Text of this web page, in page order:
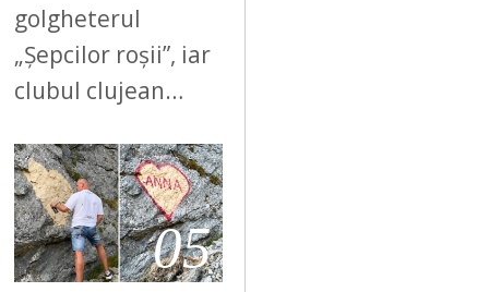
golgheterul
„Șepcilor roșii”, iar
clubul clujean…
05